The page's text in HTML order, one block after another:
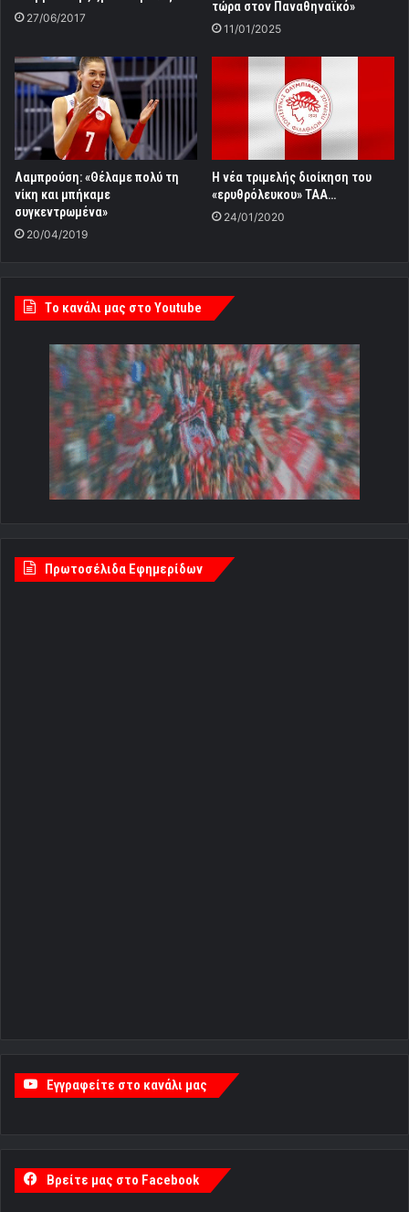
27/06/2017
τώρα στον Παναθηναϊκό»
11/01/2025
Λαμπρούση: «Θέλαμε πολύ τη
νίκη και μπήκαμε
συγκεντρωμένα»
20/04/2019
Η νέα τριμελής διοίκηση του
«ερυθρόλευκου» ΤΑΑ…
24/01/2020
Tο κανάλι μας στο Youtube
Πρωτοσέλιδα Εφημερίδων
Εγγραφείτε στο κανάλι μας
Βρείτε μας στο Facebook